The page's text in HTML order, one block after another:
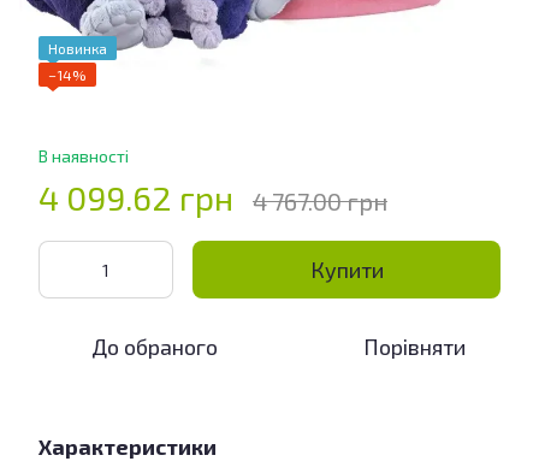
Новинка
−14%
В наявності
4 099.62 грн 4 767.00 грн
Купити
До обраного Порівняти
Характеристики